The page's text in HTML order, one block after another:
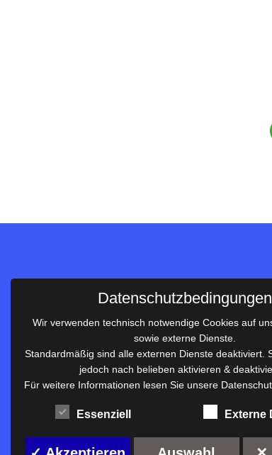
Salier-Realschule Waiblingen
Anmelden
Datenschutzbedingungen
Wir verwenden technisch notwendige Cookies auf
sowie externe Dienste.
Standardmäßig sind alle externen Dienste deaktiviert.
jedoch nach belieben aktivieren &
Für weitere Informationen lesen Sie unsere
Essenziell Externe